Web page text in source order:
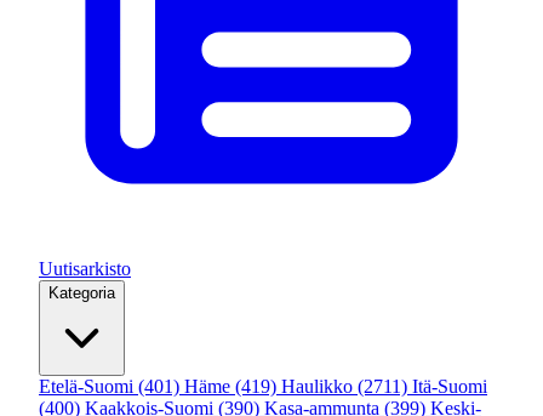
Uutisarkisto
Kategoria
Etelä-Suomi (401) Häme (419) Haulikko (2711) Itä-Suomi
(400) Kaakkois-Suomi (390) Kasa-ammunta (399) Keski-